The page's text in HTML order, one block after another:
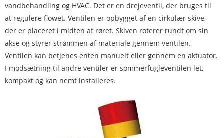
vandbehandling og HVAC. Det er en drejeventil, der bruges til
at regulere flowet. Ventilen er opbygget af en cirkulær skive,
der er placeret i midten af ​​røret. Skiven roterer rundt om sin
akse og styrer strømmen af ​​materiale gennem ventilen.
Ventilen kan betjenes enten manuelt eller gennem en aktuator.
I modsætning til andre ventiler er sommerfugleventilen let,
kompakt og kan nemt installeres.